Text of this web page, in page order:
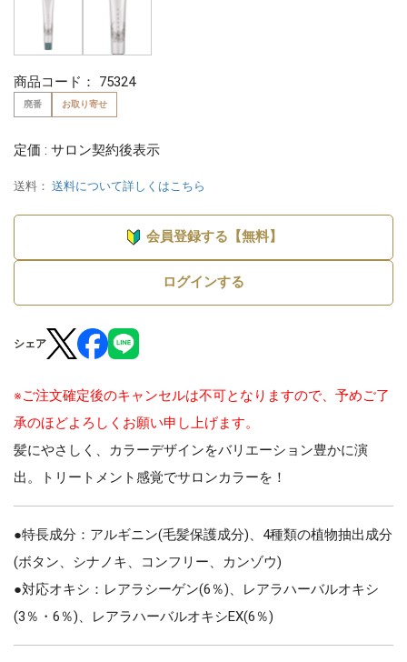
商品コード： 75324
廃番 お取り寄せ
定価 : サロン契約後表示
送料： 送料について詳しくはこちら
会員登録する【無料】
ログインする
シェア
※ご注文確定後のキャンセルは不可となりますので、予めご了
承のほどよろしくお願い申し上げます。
髪にやさしく、カラーデザインをバリエーション豊かに演
出。トリートメント感覚でサロンカラーを！
●特長成分：アルギニン(毛髪保護成分)、4種類の植物抽出成分
(ボタン、シナノキ、コンフリー、カンゾウ)
●対応オキシ：レアラシーゲン(6％)、レアラハーバルオキシ
(3％・6％)、レアラハーバルオキシEX(6％)